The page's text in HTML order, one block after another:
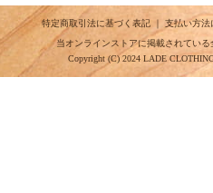
特定商取引法に基づく表記｜ 支払い方法
当オンラインストアに掲載されてい
Copyright (C) 2024 LADE